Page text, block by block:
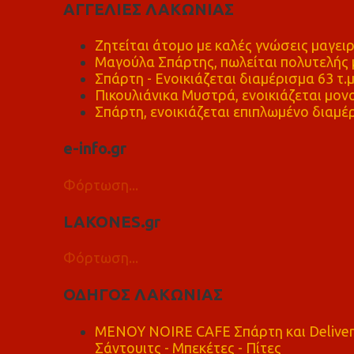
ΑΓΓΕΛΙΕΣ ΛΑΚΩΝΙΑΣ
Ζητείται άτομο με καλές γνώσεις
Μαγούλα Σπάρτης, πωλείται πολυτελής
Σπάρτη - Ενοικιάζεται διαμέρισμα 63 τ.μ
Πικουλιάνικα Μυστρά, ενοικιάζεται
Σπάρτη, ενοικιάζεται επιπλωμένο
e-info.gr
Φόρτωση...
LAKONES.gr
Φόρτωση...
ΟΔΗΓΟΣ ΛΑΚΩΝΙΑΣ
MENOY NOIRE CAFE Σπάρτη και
Σάντουιτς - Μπεκέτες - Πίτες